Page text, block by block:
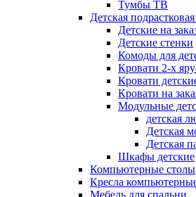
Тумбы ТВ
Детская
Детские на
Детские стенки
Комоды для
Кровати 2-х
Кровати
Кровати на
Модульные
детская
Детская
Детская
Шкафы детские
Компьютерные столы
Кресла